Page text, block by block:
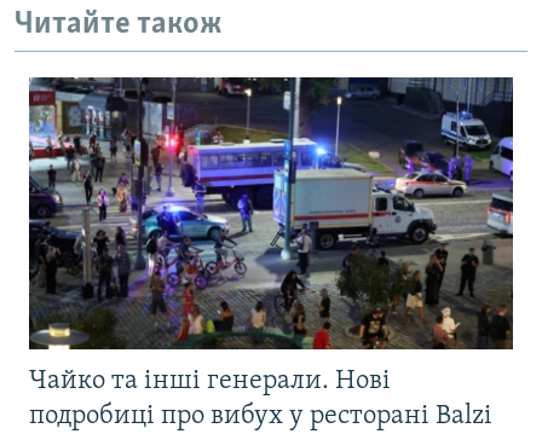
Читайте також
Чайко та інші генерали. Нові
подробиці про вибух у ресторані Balzi